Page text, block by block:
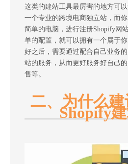
这类的建站工具最厉害的地方可
一个专业的跨境电商独立站，而
简单的电脑，进行注册Shopify网
单的配置，就可以拥有一个属于
好之后，需要通过配合自己业务
站的服务，从而更好服务好自己
售等。
二、为什么建
Shopify